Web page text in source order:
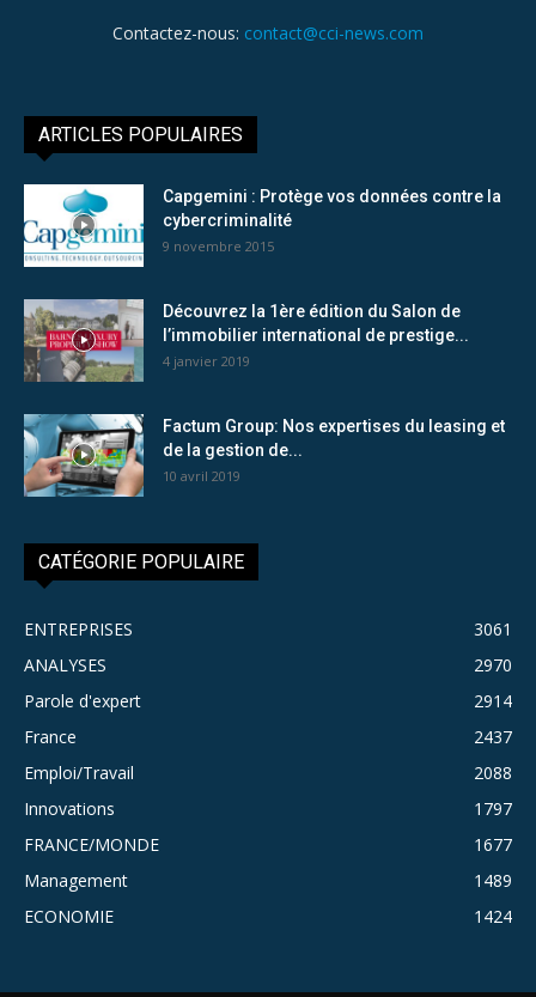
Contactez-nous: contact@cci-news.com
ARTICLES POPULAIRES
Capgemini : Protège vos données contre la
cybercriminalité
9 novembre 2015
Découvrez la 1ère édition du Salon de
l’immobilier international de prestige...
4 janvier 2019
Factum Group: Nos expertises du leasing et
de la gestion de...
10 avril 2019
CATÉGORIE POPULAIRE
ENTREPRISES
3061
ANALYSES
2970
Parole d'expert
2914
France
2437
Emploi/Travail
2088
Innovations
1797
FRANCE/MONDE
1677
Management
1489
ECONOMIE
1424